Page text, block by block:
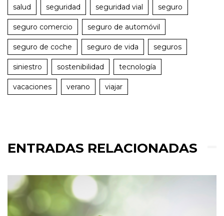
salud seguridad seguridad vial seguro
seguro comercio seguro de automóvil
seguro de coche seguro de vida seguros
siniestro sostenibilidad tecnología
vacaciones verano viajar
ENTRADAS RELACIONADAS